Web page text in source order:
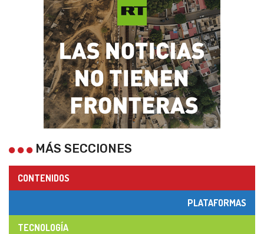
MÁS SECCIONES
CONTENIDOS
PLATAFORMAS
TECNOLOGÍA